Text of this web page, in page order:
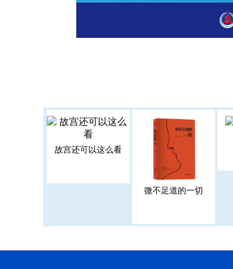
故宫还可以这么看
微不足道的一切